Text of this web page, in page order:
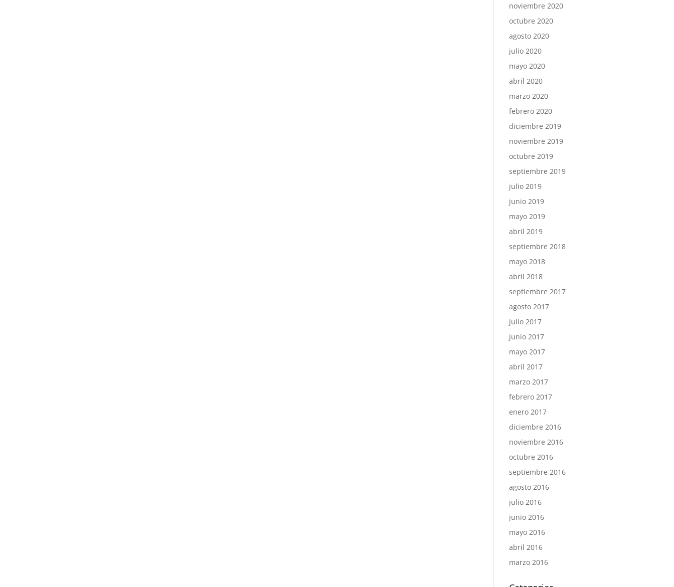
noviembre 2020
octubre 2020
agosto 2020
julio 2020
mayo 2020
abril 2020
marzo 2020
febrero 2020
diciembre 2019
noviembre 2019
octubre 2019
septiembre 2019
julio 2019
junio 2019
mayo 2019
abril 2019
septiembre 2018
mayo 2018
abril 2018
septiembre 2017
agosto 2017
julio 2017
junio 2017
mayo 2017
abril 2017
marzo 2017
febrero 2017
enero 2017
diciembre 2016
noviembre 2016
octubre 2016
septiembre 2016
agosto 2016
julio 2016
junio 2016
mayo 2016
abril 2016
marzo 2016